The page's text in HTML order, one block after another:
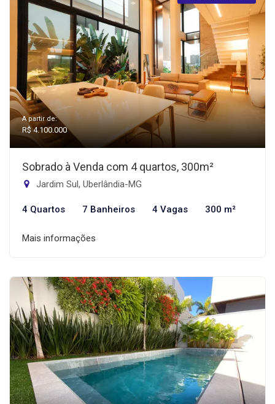
A partir de:
R$ 4.100.000
Sobrado à Venda com 4 quartos, 300m²
Jardim Sul, Uberlândia-MG
4 Quartos 7 Banheiros 4 Vagas 300 m²
Mais informações